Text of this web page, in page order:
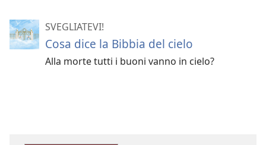
SVEGLIATEVI!
Cosa dice la Bibbia del cielo
Alla morte tutti i buoni vanno in cielo?